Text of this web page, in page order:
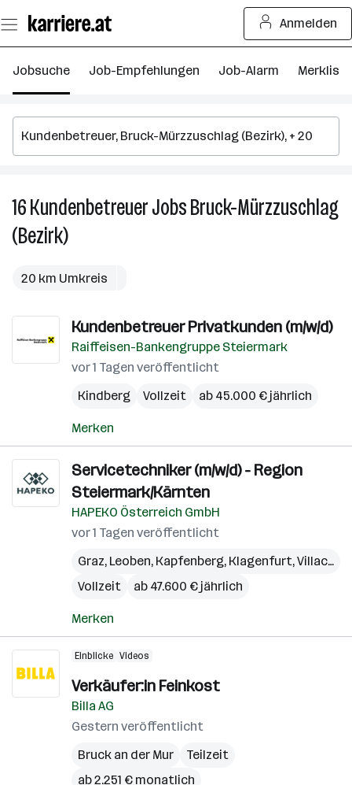
Seiteninhalt
springen
Anmelden
Jobsuche Job-Empfehlungen Job-Alarm Merkliste
16KundenbetreuerJobsBruck-Mürzzuschlag
(Bezirk)
20 km Umkreis
Kundenbetreuer Privatkunden (m/w/d)
Raiffeisen-Bankengruppe Steiermark
vor 1 Tagen veröffentlicht
Kindberg
Vollzeit ab 45.000 € jährlich
Merken
Servicetechniker (m/w/d) - Region
Steiermark/Kärnten
HAPEKO Österreich GmbH
vor 1 Tagen veröffentlicht
Graz, Leoben, Kapfenberg, Klagenfurt,Villach
Vollzeit
ab 47.600 € jährlich
Merken
Einblicke Videos
Verkäufer:in Feinkost
Billa AG
Gestern veröffentlicht
Bruck an der Mur
Teilzeit
ab 2.251 € monatlich